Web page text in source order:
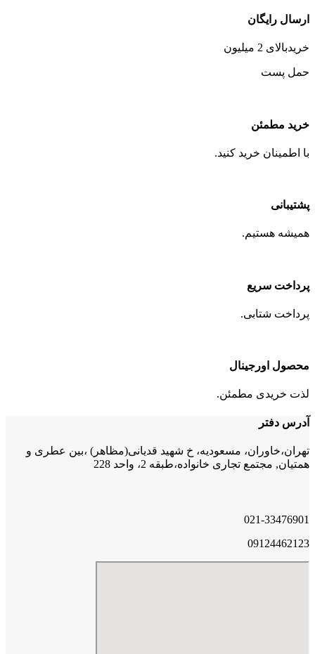
ارسال رایگان
خریدبالای 2 میلیون
حمل پست
خرید مطمئن
با اطمینان خرید کنید.
پشتیبانی
همیشه هستیم.
پرداخت سریع
پرداخت شتابی.
محصول اورجینال
لذت خریدی مطمئن.
آدرس دفتر
تهران،خاوران، مسعودیه، خ شهید قدیانی(مظاهر) ،بین عطری و
همتیان, مجتمع تجاری خانواده،طبقه 2، واحد 228
021-33476901
09124462123